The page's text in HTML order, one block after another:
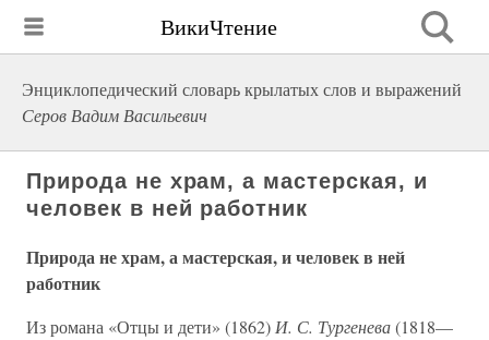
ВикиЧтение
Энциклопедический словарь крылатых слов и выражений
Серов Вадим Васильевич
Природа не храм, а мастерская, и
человек в ней работник
Природа не храм, а мастерская, и человек в ней
работник
Из романа «Отцы и дети» (1862) И. С. Тургенева(1818—